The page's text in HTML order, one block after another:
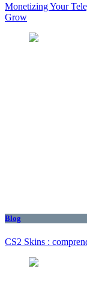
Monetizing Your
Grow
Blog
CS2 Skins :